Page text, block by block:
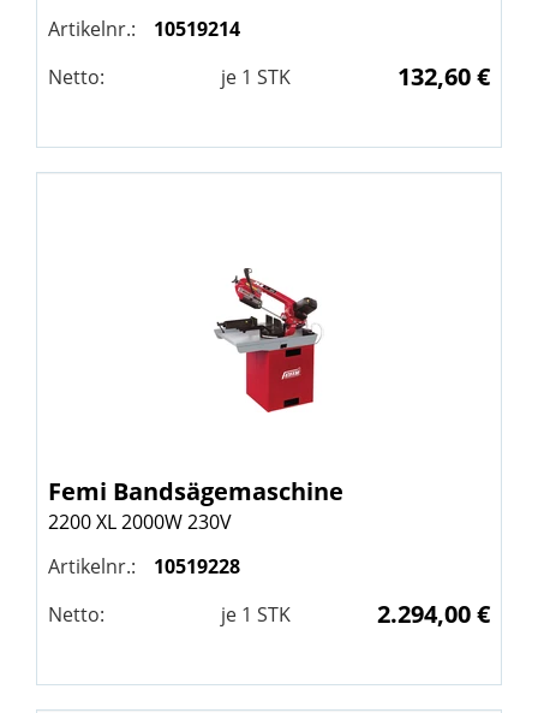
Artikelnr.:
10519214
Netto:
je 1 STK 132,60 €
Femi Bandsägemaschine
2200 XL 2000W 230V
Artikelnr.:
10519228
Netto:
je 1 STK 2.294,00 €